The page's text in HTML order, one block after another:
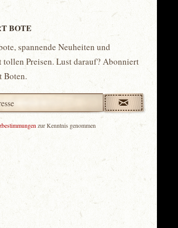
BOTE
spannende Neuheiten und
tollen Preisen. Lust darauf? Abonniert
Boten.
zur Kenntnis genommen